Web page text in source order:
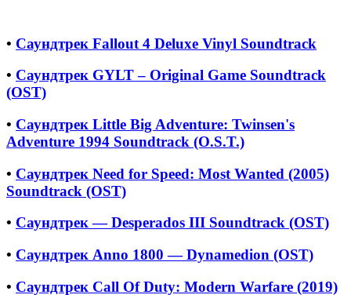
• Саундтрек Fallout 4 Deluxe Vinyl Soundtrack
• Саундтрек GYLT – Original Game Soundtrack
(OST)
• Саундтрек Little Big Adventure: Twinsen's
Adventure 1994 Soundtrack (O.S.T.)
• Саундтрек Need for Speed: Most Wanted (2005)
Soundtrack (OST)
• Саундтрек — Desperados III Soundtrack (OST)
• Саундтрек Anno 1800 — Dynamedion (OST)
• Саундтрек Call Of Duty: Modern Warfare (2019)